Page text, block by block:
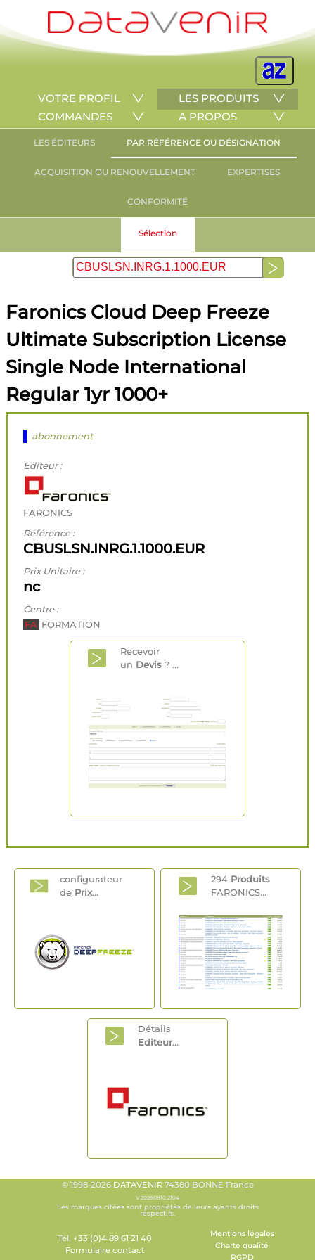
VOTRE PROFIL
LES PRODUITS
COMMANDES
A PROPOS
LES ÉDITEURS PAR RÉFÉRENCE OU DÉSIGNATION
ACQUISITION OU RENOUVELLEMENT EXPERTISES
CONFORMITÉ
Sélection
Faronics Cloud Deep Freeze
Ultimate Subscription License
Single Node International
Regular 1yr 1000+
abonnement
Editeur :
FARONICS
Référence :
CBUSLSN.INRG.1.1000.EUR
Prix Unitaire :
nc
Centre :
FA FORMATION
Recevoir
un Devis ? ...
configurateur
de Prix...
294 Produits
FARONICS...
Détails
Editeur...
© 1998-2026 DATAVENIR74380 BONNE France
V.20260810.2104
Les marques citées sont propriétés de leurs ayants droits
respectifs.
Tél. +33 (0)4 89 61 21 40
Formulaire contact
Mentions légales
Charte qualité
RGPD